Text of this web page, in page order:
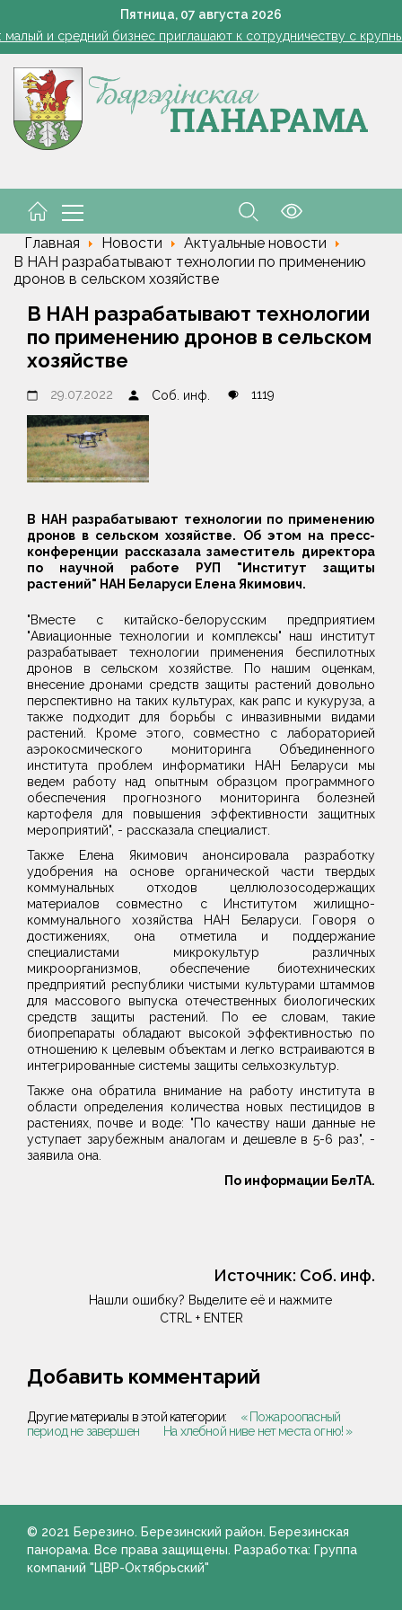
Пятница, 07 августа 2026
1 стакан в ведро — тля и плодожорка бегут: Августовская
и средний бизнес приглашают к сотрудничеству с
маршруты, ассортимент. Лукашенко обозначил слабые
возмутился качеством товаров в магазинах на селе:
1 стакан в ведро — тля и плодожорка бегут: Августовская
маршруты, ассортимент. Лукашенко обозначил слабые
Главная Новости
Актуальные новости
В НАН разрабатывают технологии по применению
дронов в сельском хозяйстве
В НАН разрабатывают технологии
по применению дронов в сельском
хозяйстве
29.07.2022 Соб. инф. 1119
В НАН разрабатывают технологии по применению
дронов в сельском хозяйстве. Об этом на пресс-
конференции рассказала заместитель директора
по научной работе РУП "Институт защиты
растений" НАН Беларуси Елена Якимович.
"Вместе с китайско-белорусским предприятием
"Авиационные технологии и комплексы" наш институт
разрабатывает технологии применения беспилотных
дронов в сельском хозяйстве. По нашим оценкам,
внесение дронами средств защиты растений довольно
перспективно на таких культурах, как рапс и кукуруза, а
также подходит для борьбы с инвазивными видами
растений. Кроме этого, совместно с лабораторией
аэрокосмического мониторинга Объединенного
института проблем информатики НАН Беларуси мы
ведем работу над опытным образцом программного
обеспечения прогнозного мониторинга болезней
картофеля для повышения эффективности защитных
мероприятий", - рассказала специалист.
Также Елена Якимович анонсировала разработку
удобрения на основе органической части твердых
коммунальных отходов целлюлозосодержащих
материалов совместно с Институтом жилищно-
коммунального хозяйства НАН Беларуси. Говоря о
достижениях, она отметила и поддержание
специалистами микрокультур различных
микроорганизмов, обеспечение биотехнических
предприятий республики чистыми культурами штаммов
для массового выпуска отечественных биологических
средств защиты растений. По ее словам, такие
биопрепараты обладают высокой эффективностью по
отношению к целевым объектам и легко встраиваются в
интегрированные системы защиты сельхозкультур.
Также она обратила внимание на работу института в
области определения количества новых пестицидов в
растениях, почве и воде: "По качеству наши данные не
уступает зарубежным аналогам и дешевле в 5-6 раз", -
заявила она.
По информации БелТА.
Источник: Соб. инф.
Нашли ошибку? Выделите её и нажмите
CTRL + ENTER
Добавить комментарий
Другие материалы в этой категории:
« Пожароопасный
период не завершен
На хлебной ниве нет места огню! »
© 2021 Березино. Березинский район. Березинская
панорама. Все права защищены. Разработка: Группа
компаний "ЦВР-Октябрьский"